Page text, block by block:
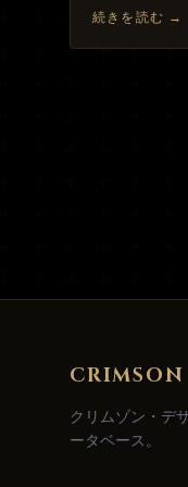
続きを読む →
クリムゾン・デ
ータベース。